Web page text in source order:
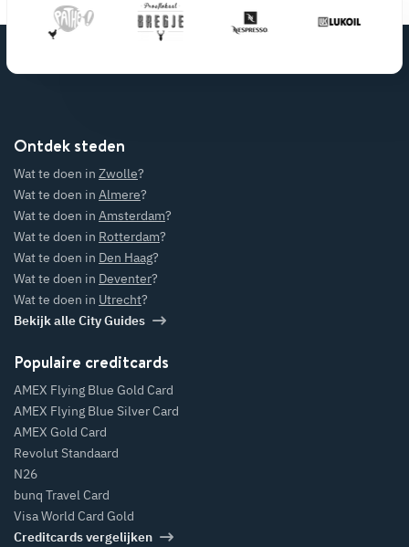
Ontdek steden
Wat te doen in Zwolle?
Wat te doen in Almere?
Wat te doen in Amsterdam?
Wat te doen in Rotterdam?
Wat te doen in Den Haag?
Wat te doen in Deventer?
Wat te doen in Utrecht?
Bekijk alle City Guides
Populaire creditcards
AMEX Flying Blue Gold Card
AMEX Flying Blue Silver Card
AMEX Gold Card
Revolut Standaard
N26
bunq Travel Card
Visa World Card Gold
Creditcards vergelijken